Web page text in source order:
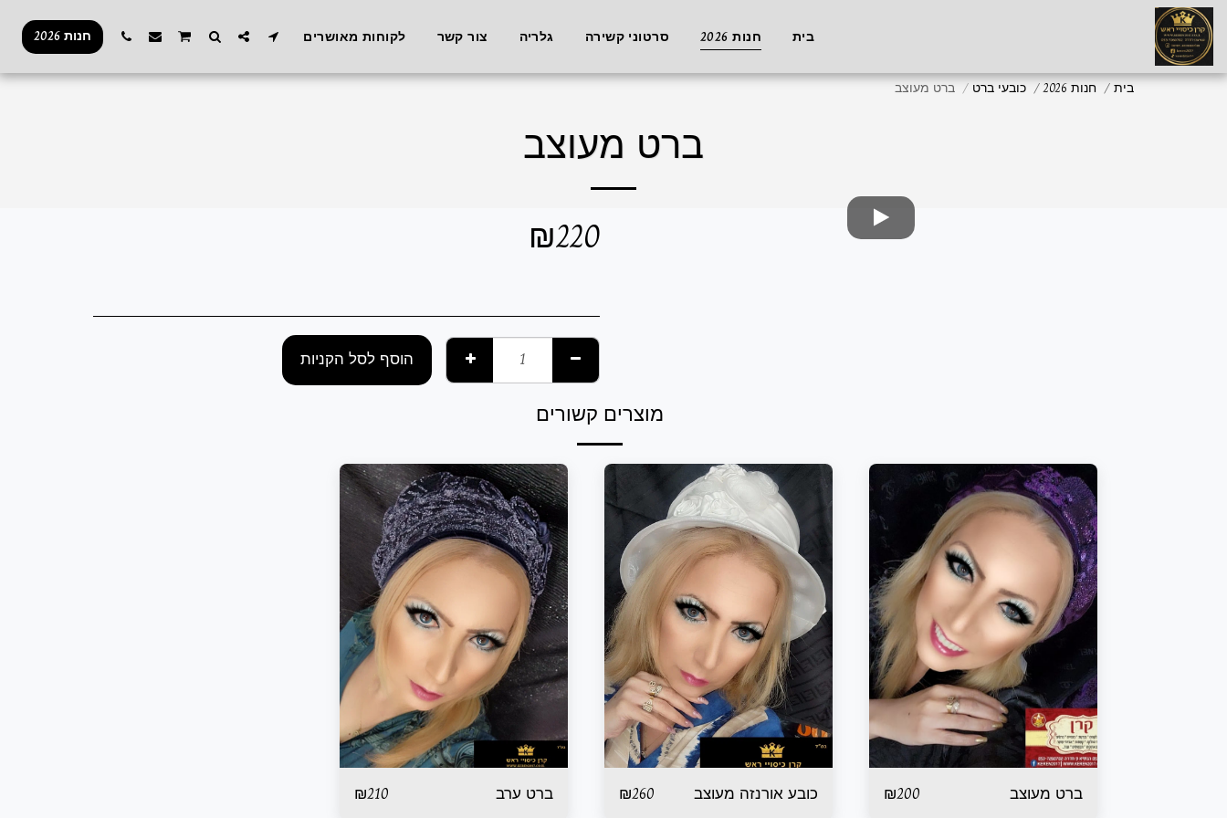
בית חנות 2026 סרטוני קשירה גלריה צור קשר לקוחות מאושרים חנות 2026
בית חנות 2026 כובעי ברט ברט מעוצב
ברט מעוצב
₪220
הוסף לסל הקניות
מוצרים קשורים
ברט מעוצב ₪200 כובע אורנזה מעוצב ₪260 ברט ערב ₪210